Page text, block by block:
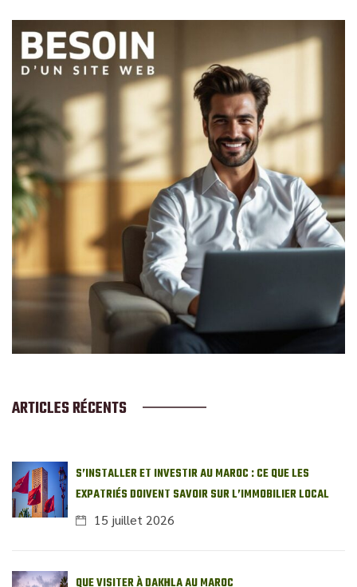
ARTICLES RÉCENTS
S’INSTALLER ET INVESTIR AU MAROC : CE QUE LES
EXPATRIÉS DOIVENT SAVOIR SUR L’IMMOBILIER LOCAL
15 juillet 2026